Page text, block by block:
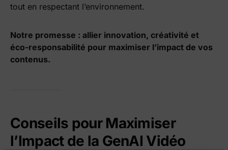
tout en respectant l’environnement.
Notre promesse : allier innovation, créativité et
éco-responsabilité pour maximiser l’impact de vos
contenus.
Conseils pour Maximiser
l’Impact de la GenAI Vidéo